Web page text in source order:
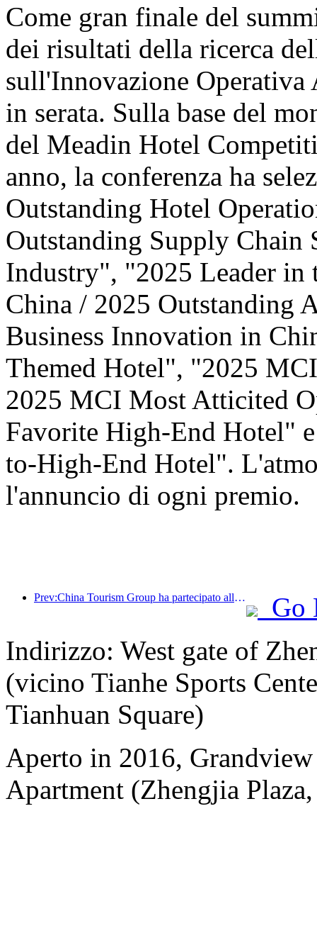
Come gran finale del
dei risultati della ricerca
sull'Innovazione Operativa
in serata. Sulla base del
del Meadin Hotel
anno, la conferenza ha
Outstanding Hotel
Outstanding Supply Chain
Industry", "2025 Leader
China / 2025 Outstanding
Business Innovation in
Themed Hotel", "2025
2025 MCI Most Atticited
Favorite High-End Hotel"
to-High-End Hotel".
l'annuncio di ogni premio.
Prev:China Tourism Group ha partecipato alla China International Import Expo per otto anni consecutivi, firmando contratti per un valore di oltre 1 miliardo di dollari.
Go
Indirizzo: West gate of
(vicino Tianhe Sports
Tianhuan Square)
Aperto in 2016,
Apartment (Zhengjia